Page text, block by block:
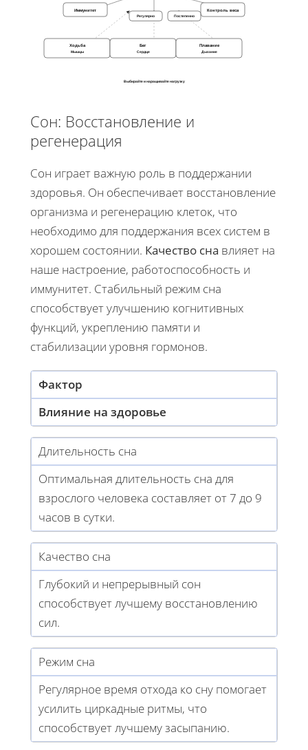
Иммунитет
Контроль веса
Регулярно
Постепенно
Ходьба
Мышцы
Бег
Сердце
Плавание
Дыхание
Выбирайте и наращивайте нагрузку
Сон: Восстановление и
регенерация
Сон играет важную роль в поддержании
здоровья. Он обеспечивает восстановление
организма и регенерацию клеток, что
необходимо для поддержания всех систем в
хорошем состоянии. Качество сна влияет на
наше настроение, работоспособность и
иммунитет. Стабильный режим сна
способствует улучшению когнитивных
функций, укреплению памяти и
стабилизации уровня гормонов.
Фактор
Влияние на здоровье
Длительность сна
Оптимальная длительность сна для
взрослого человека составляет от 7 до 9
часов в сутки.
Качество сна
Глубокий и непрерывный сон
способствует лучшему восстановлению
сил.
Режим сна
Регулярное время отхода ко сну помогает
усилить циркадные ритмы, что
способствует лучшему засыпанию.